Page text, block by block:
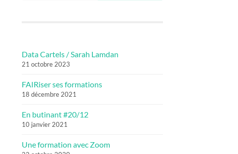
Data Cartels / Sarah Lamdan
21 octobre 2023
FAIRiser ses formations
18 décembre 2021
En butinant #20/12
10 janvier 2021
Une formation avec Zoom